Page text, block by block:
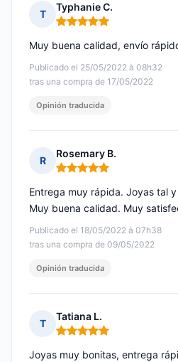
T
Typhanie C.
Nota: 5 de 5
Publicado el 25/05/2022 à 08h32
tras una compra de 17/05/2022
Muy buena calidad, envío
Opinión traducida
R
Rosemary B.
Nota: 5 de 5
Publicado el 18/05/2022 à 07h38
tras una compra de 09/05/2022
Entrega muy rápida. Joyas tal
Muy buena calidad. Muy
Opinión traducida
T
Tatiana L.
Nota: 5 de 5
Joyas muy bonitas, entrega